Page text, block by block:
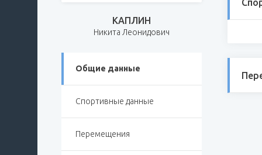
КАПЛИН
Никита Леонидович
Общие данные
Спортивные данные
Перемещения